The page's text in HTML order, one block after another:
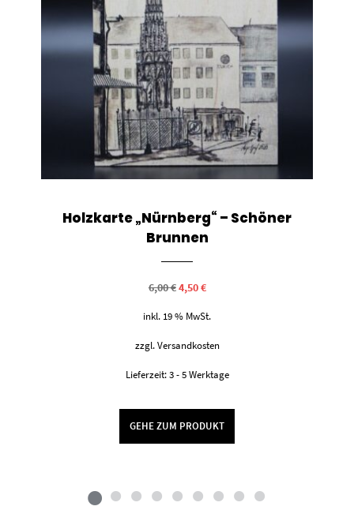
Holzkarte „Nürnberg“ – Schöner
Brunnen
6,00€Ursprünglicher
Preis
6,00 €
4,50€Aktueller
4,50 €.
inkl. 19 % MwSt.
zzgl. Versandkosten
Lieferzeit: 3 - 5 Werktage
GEHE ZUM PRODUKT